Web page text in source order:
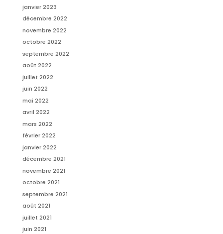
janvier 2023
décembre 2022
novembre 2022
octobre 2022
septembre 2022
août 2022
juillet 2022
juin 2022
mai 2022
avril 2022
mars 2022
février 2022
janvier 2022
décembre 2021
novembre 2021
octobre 2021
septembre 2021
août 2021
juillet 2021
juin 2021